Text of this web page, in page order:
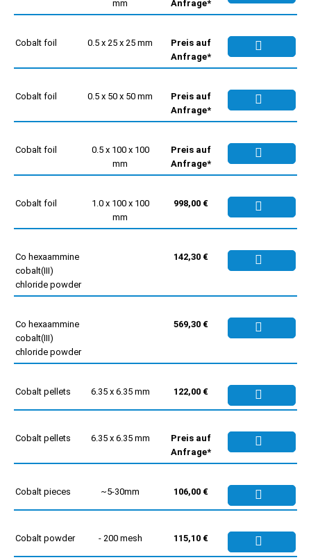
mm
Anfrage*
Cobalt foil 0.5 x 25 x 25 mm
Preis auf
Anfrage*
Cobalt foil 0.5 x 50 x 50 mm
Preis auf
Anfrage*
Cobalt foil
0.5 x 100 x 100
mm
Preis auf
Anfrage*
Cobalt foil
1.0 x 100 x 100
mm
998,00 €
Co hexaammine
cobalt(III)
chloride powder
142,30 €
Co hexaammine
cobalt(III)
chloride powder
569,30 €
Cobalt pellets 6.35 x 6.35 mm 122,00 €
Cobalt pellets 6.35 x 6.35 mm
Preis auf
Anfrage*
Cobalt pieces ~5-30mm 106,00 €
Cobalt powder - 200 mesh 115,10 €